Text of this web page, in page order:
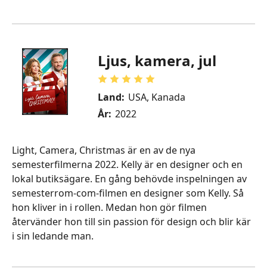
Ljus, kamera, jul
Land: USA, Kanada
År: 2022
Light, Camera, Christmas är en av de nya
semesterfilmerna 2022. Kelly är en designer och en
lokal butiksägare. En gång behövde inspelningen av
semesterrom-com-filmen en designer som Kelly. Så
hon kliver in i rollen. Medan hon gör filmen
återvänder hon till sin passion för design och blir kär
i sin ledande man.